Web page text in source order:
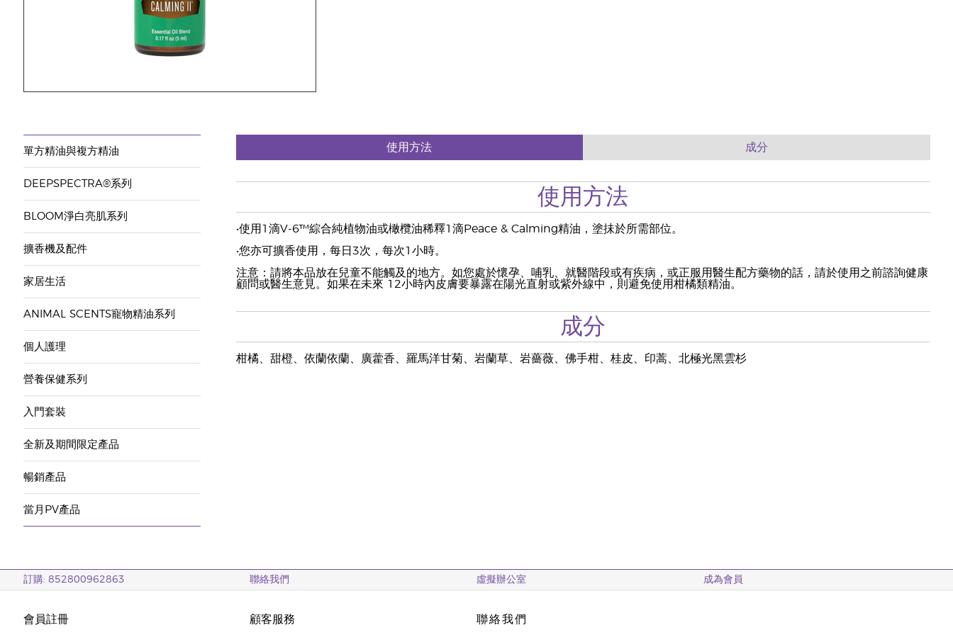
單方精油與複方精油
DEEPSPECTRA®系列
BLOOM淨白亮肌系列
擴香機及配件
家居生活
ANIMAL SCENTS寵物精油系列
個人護理
營養保健系列
入門套裝
全新及期間限定產品
暢銷產品
當月PV產品
使用方法 成分
使用方法
•使用1滴V-6™綜合純植物油或橄欖油稀釋1滴Peace & Calming精油，塗抺於所需部位。
•您亦可擴香使用，每日3次，每次1小時。
注意：請將本品放在兒童不能觸及的地方。如您處於懷孕、哺乳、就醫階段或有疾病，或正服用醫生配方藥物的話，請於使用之前諮詢健康
顧問或醫生意見。如果在未來 12小時內皮膚要暴露在陽光直射或紫外線中，則避免使用柑橘類精油。
成分
柑橘、甜橙、依蘭依蘭、廣藿香、羅馬洋甘菊、岩蘭草、岩薔薇、佛手柑、桂皮、印蒿、北極光黑雲杉
訂購: 852800962863 聯絡我們 虛擬辦公室 成為會員
會員註冊 顧客服務 聯絡我們